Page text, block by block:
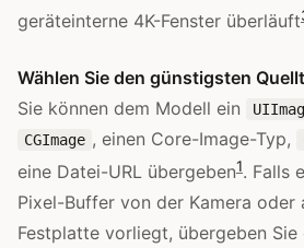
geräteinterne 4K-Fenster überläuft
Wählen Sie den günstigsten
Sie können dem Modell ein
CGImage , einen Core-Image-Typ,
eine Datei-URL übergeben1. Falls
Pixel-Buffer von der Kamera oder
Festplatte vorliegt, übergeben